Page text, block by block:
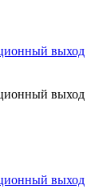
выход
выход
выход